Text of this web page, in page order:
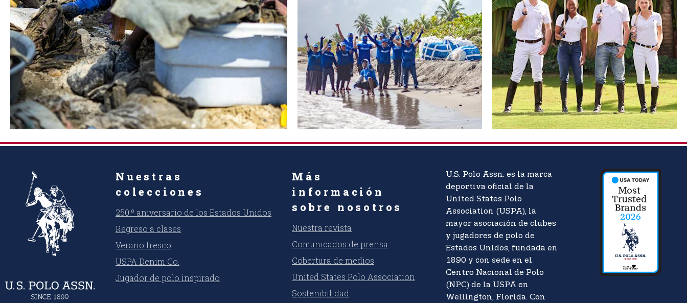
Nuestras
colecciones
250.º aniversario de los Estados Unidos
Regreso a clases
Verano fresco
USPA Denim Co.
Jugador de polo inspirado
Más
información
sobre nosotros
Nuestra revista
Comunicados de prensa
Cobertura de medios
United States Polo Association
Sostenibilidad
U.S. Polo Assn. es la marca
deportiva oficial de la
United States Polo
Association (USPA), la
mayor asociación de clubes
y jugadores de polo de
Estados Unidos, fundada en
1890 y con sede en el
Centro Nacional de Polo
(NPC) de la USPA en
Wellington, Florida. Con